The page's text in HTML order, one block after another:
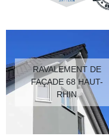
RAVALEMENT DE
FAÇADE 68 HAUT-
RHIN